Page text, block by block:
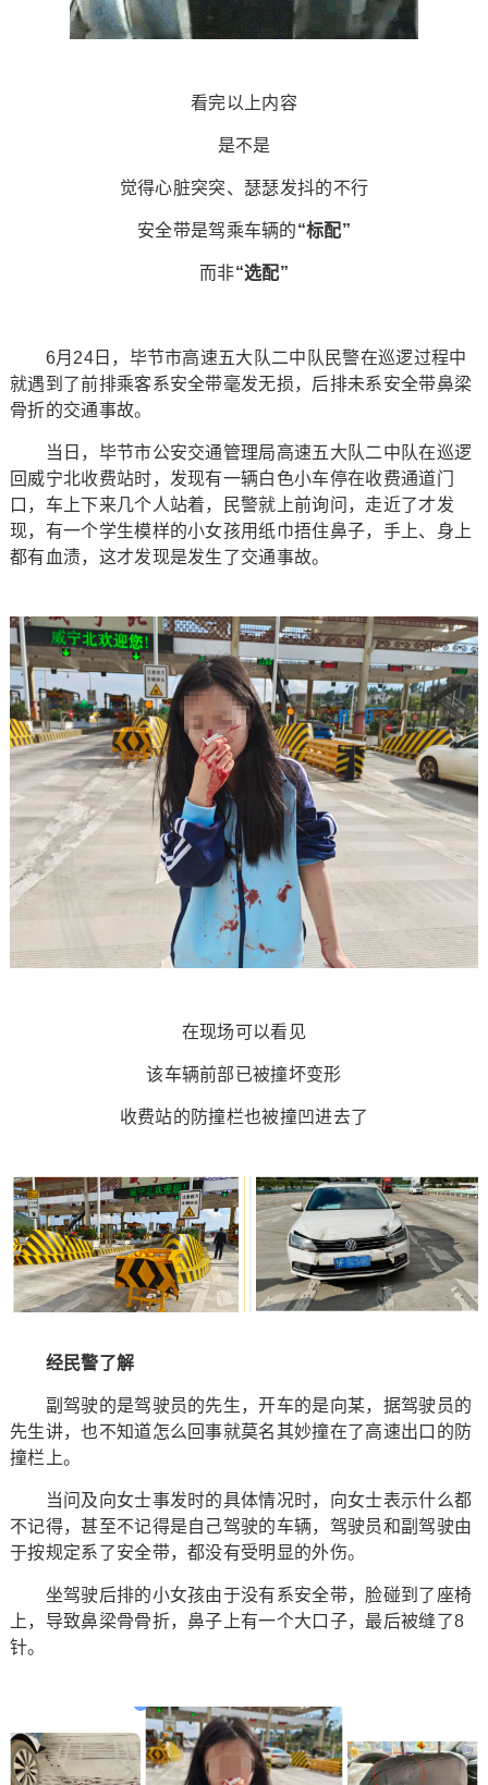
看完以上内容
是不是
觉得心脏突突、瑟瑟发抖的不行
安全带是驾乘车辆的“标配”
而非“选配”
6月24日，毕节市高速五大队二中队民警在巡逻过程中
就遇到了前排乘客系安全带毫发无损，后排未系安全带鼻梁
骨折的交通事故。
当日，毕节市公安交通管理局高速五大队二中队在巡逻
回威宁北收费站时，发现有一辆白色小车停在收费通道门
口，车上下来几个人站着，民警就上前询问，走近了才发
现，有一个学生模样的小女孩用纸巾捂住鼻子，手上、身上
都有血渍，这才发现是发生了交通事故。
在现场可以看见
该车辆前部已被撞坏变形
收费站的防撞栏也被撞凹进去了
经民警了解
副驾驶的是驾驶员的先生，开车的是向某，据驾驶员的
先生讲，也不知道怎么回事就莫名其妙撞在了高速出口的防
撞栏上。
当问及向女士事发时的具体情况时，向女士表示什么都
不记得，甚至不记得是自己驾驶的车辆，驾驶员和副驾驶由
于按规定系了安全带，都没有受明显的外伤。
坐驾驶后排的小女孩由于没有系安全带，脸碰到了座椅
上，导致鼻梁骨骨折，鼻子上有一个大口子，最后被缝了8
针。